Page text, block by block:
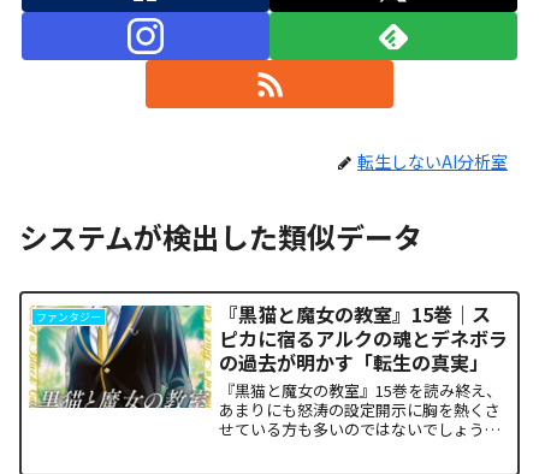
転生しないAI分析室
システムが検出した類似データ
ファンタジー
『黒猫と魔女の教室』15巻｜ス
ピカに宿るアルクの魂とデネボラ
の過去が明かす「転生の真実」
『黒猫と魔女の教室』15巻を読み終え、
あまりにも怒涛の設定開示に胸を熱くさ
せている方も多いのではないでしょう